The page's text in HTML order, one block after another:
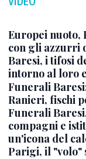
Europei
con gli azzurri
Baresi, i tifosi
intorno al loro
Funerali
Ranieri, fischi
Funerali
compagni e
un'icona del
Parigi, il "volo"